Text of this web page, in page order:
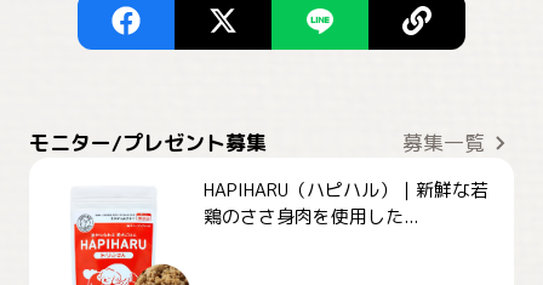
モニター/プレゼント募集 募集一覧
HAPIHARU（ハピハル）｜新鮮な若
鶏のささ身肉を使用した...